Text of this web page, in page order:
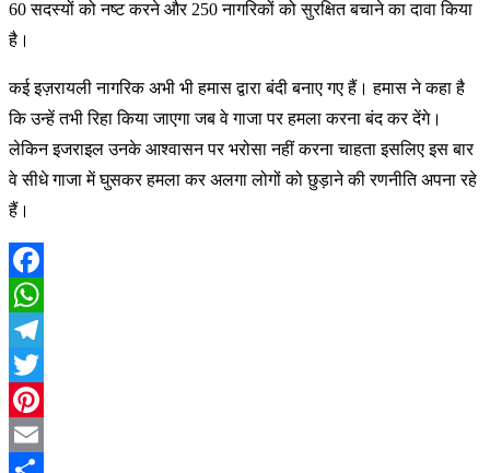
60 सदस्यों को नष्ट करने और 250 नागरिकों को सुरक्षित बचाने का दावा किया
है।
कई इज़रायली नागरिक अभी भी हमास द्वारा बंदी बनाए गए हैं। हमास ने कहा है
कि उन्हें तभी रिहा किया जाएगा जब वे गाजा पर हमला करना बंद कर देंगे।
लेकिन इजराइल उनके आश्वासन पर भरोसा नहीं करना चाहता इसलिए इस बार
वे सीधे गाजा में घुसकर हमला कर अलगा लोगों को छुड़ाने की रणनीति अपना रहे
हैं।
Facebook
WhatsApp
Telegram
Twitter
Pinterest
Email